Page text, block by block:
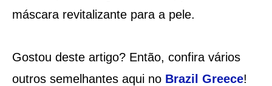
máscara revitalizante para a pele.
Gostou deste artigo? Então, confira vários
outros semelhantes aqui no Brazil Greece!